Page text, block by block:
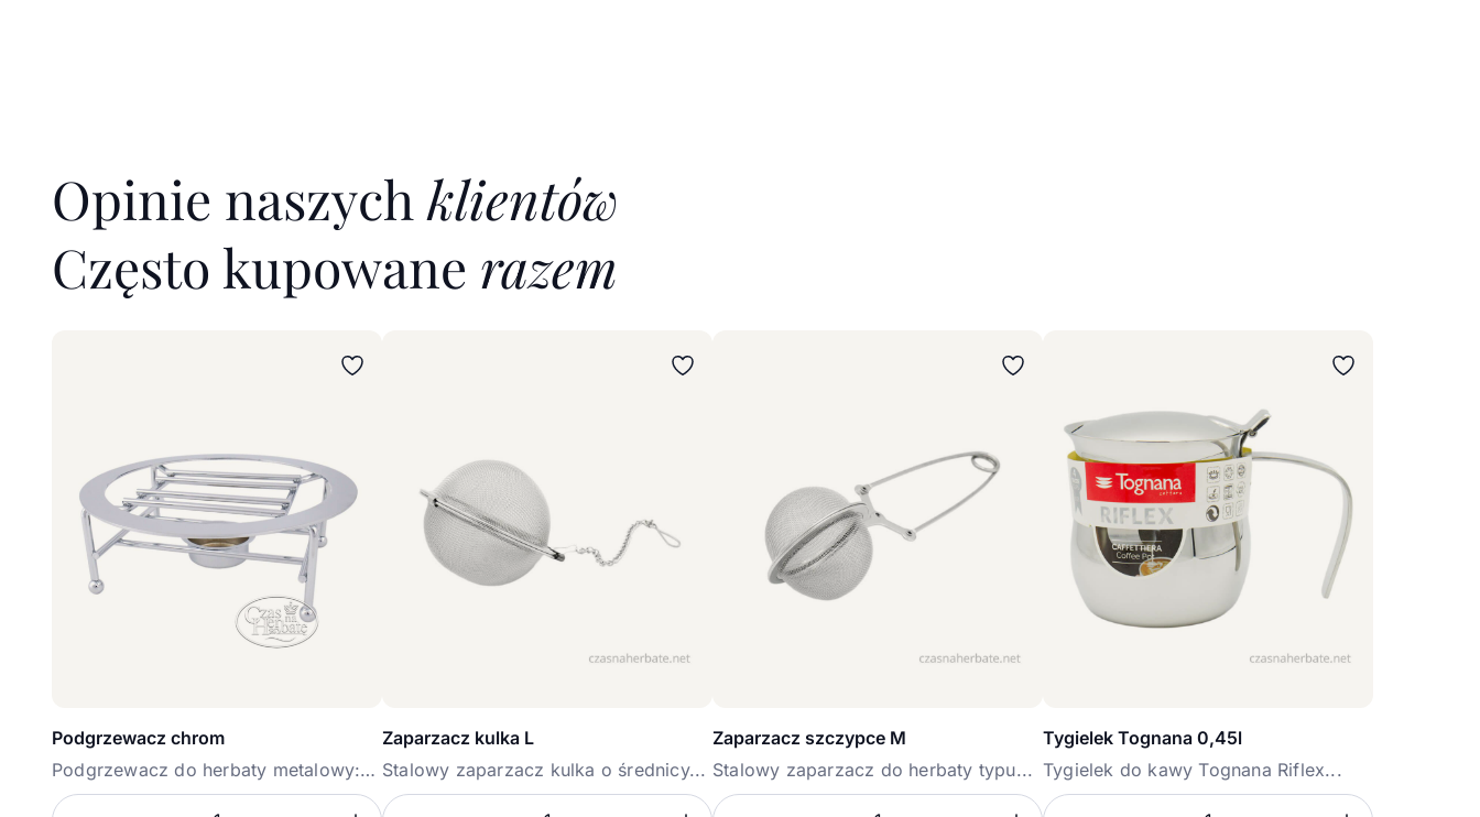
Opinie naszych klientów
Często kupowane razem
Podgrzewacz chrom
Podgrzewacz do herbaty metalowy:
średnica...
Zaparzacz kulka L
Stalowy zaparzacz kulka o średnicy...
Zaparzacz szczypce M
Stalowy zaparzacz do herbaty typu...
Tygielek Tognana 0,45l
Tygielek do kawy Tognana Riflex...